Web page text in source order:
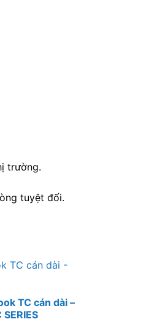
trường.
tuyệt đối.
TC cán dài –
SERIES